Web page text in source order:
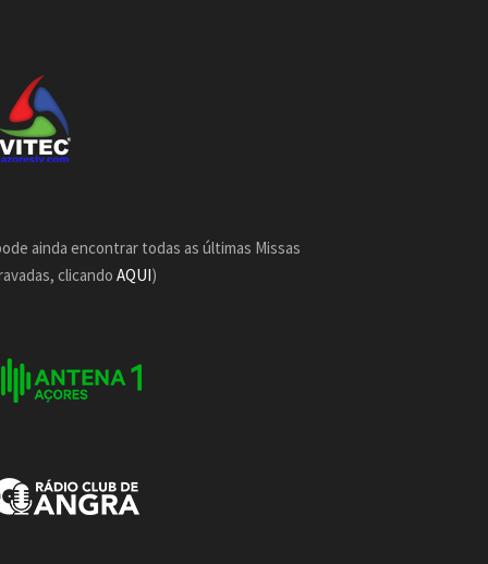
ainda encontrar todas as últimas Missas
clicandoAQUI)